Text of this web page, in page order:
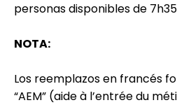
personas disponibles de 7h35
NOTA:
Los reemplazos en francés
“AEM” (aide à l’entrée du